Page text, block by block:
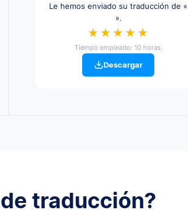
Le hemos enviado su traducción de «
».
★★★★★
Tiempo empleado: 10 horas.
Descargar
traducción?